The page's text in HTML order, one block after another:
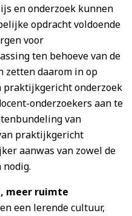
en onderzoek kunnen
opdracht voldoende
voor
ten behoeve van de
zetten daarom in op
praktijkgericht onderzoek
onderzoekers aan te
van
praktijkgericht
aanwas van zowel de
meer ruimte
een lerende cultuur,